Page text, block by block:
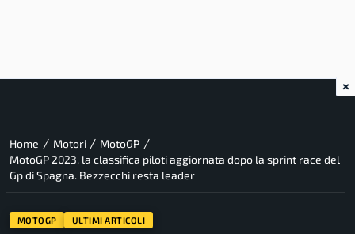
Home / Motori / MotoGP /
MotoGP 2023, la classifica piloti aggiornata dopo la sprint race del
Gp di Spagna. Bezzecchi resta leader
MOTOGP ULTIMI ARTICOLI
×